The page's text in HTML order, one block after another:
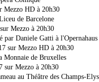
Mezzo HD à 20h30
de Barcelone
Mezzo à 20h30
par Daniele Gatti à
sur Mezzo HD à 20h30
Monnaie de Bruxelles
sur Mezzo à 20h30
au Théâtre des Champs-